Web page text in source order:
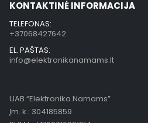
KONTAKTINĖ INFORMACIJA
TELEFONAS:
+37068427642
EL. PAŠTAS:
info@elektronikanamams.lt
UAB “Elektronika Namams”
Įm. k.: 304185859